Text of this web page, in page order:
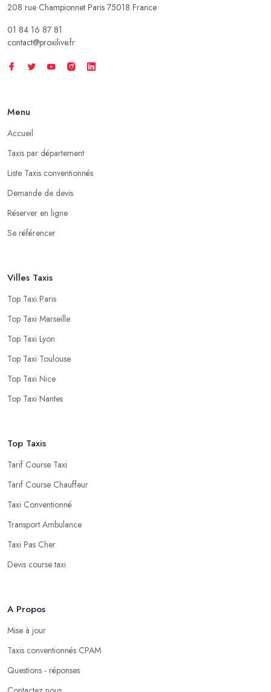
208 rue Championnet Paris 75018 France
01 84 16 87 81
contact@proxilive.fr
Menu
Accueil
Taxis par département
Liste Taxis conventionnés
Demande de devis
Réserver en ligne
Se référencer
Villes Taxis
Top Taxi Paris
Top Taxi Marseille
Top Taxi Lyon
Top Taxi Toulouse
Top Taxi Nice
Top Taxi Nantes
Top Taxis
Tarif Course Taxi
Tarif Course Chauffeur
Taxi Conventionné
Transport Ambulance
Taxi Pas Cher
Devis course taxi
A Propos
Mise à jour
Taxis conventionnés CPAM
Questions - réponses